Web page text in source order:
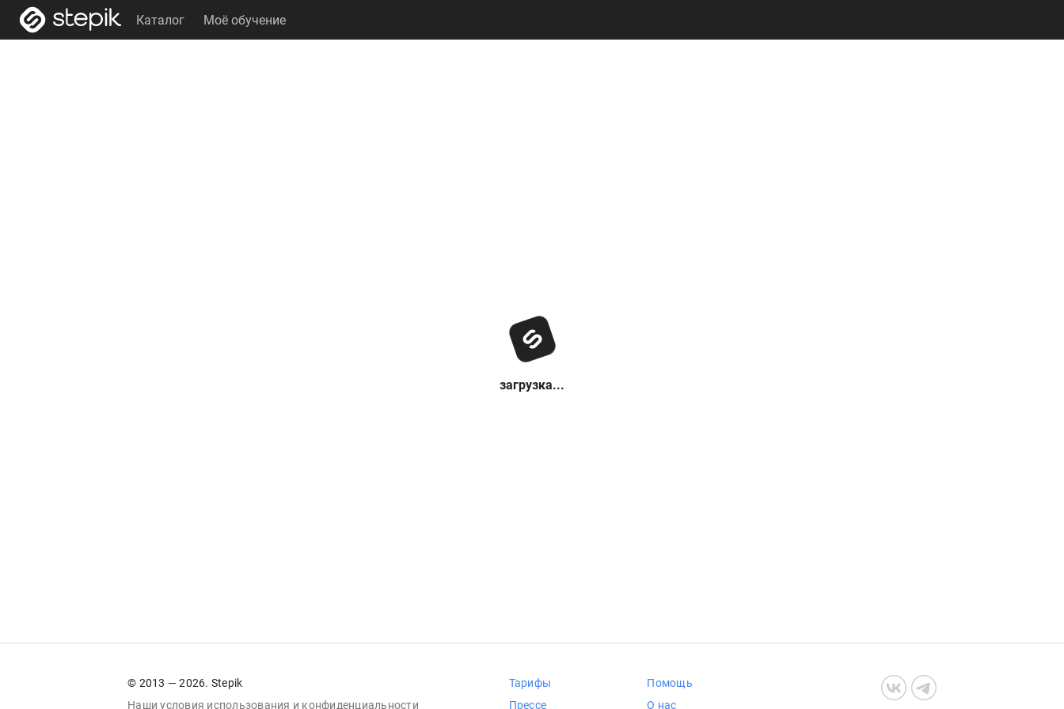
Каталог Моё обучение
загрузка...
© 2013 — 2026. Stepik
Наши условия использования и конфиденциальности
Тарифы
Прессе
Помощь
О нас